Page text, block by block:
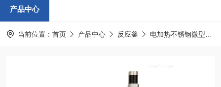
产品中心
当前位置： 首页 产品中心 反应釜 电加热不锈钢微型反应釜